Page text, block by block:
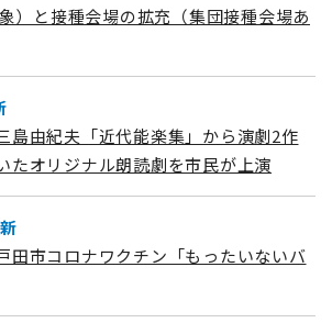
）と接種会場の拡充（集団接種会場あ
島由紀夫「近代能楽集」から演劇2作
たオリジナル朗読劇を市民が上演
田市コロナワクチン「もったいないバ